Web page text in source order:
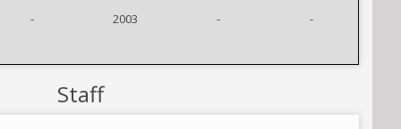
- 2003 - -
Staff